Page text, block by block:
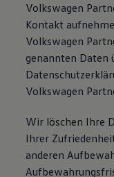
Volkswagen
Kontakt
Volkswagen
genannten Daten
Volkswagen
Wir löschen Ihre
Ihrer
anderen